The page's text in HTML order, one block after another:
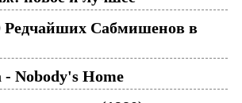
Редчайших Сабмишенов в
- Nobody's Home